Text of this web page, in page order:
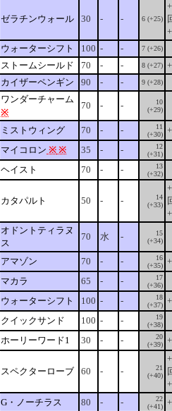
ゼラチンウォール 30 - - 6 (+25)
ウォーターシフト 100 - - 7 (+26)
ストームシールド 70 - - 8 (+27)
カイザーペンギン 90 - - 9 (+28)
ワンダーチャーム
※
70 - -
10
(+29)
ミストウィング 70 - -
11
(+30)
マイコロン ※ ※ 35 - -
12
(+31)
ヘイスト 70 - -
13
(+32)
カタパルト 50 - -
14
(+33)
オドントティラヌ
ス
70 水 -
15
(+34)
アマゾン 70 - -
16
(+35)
マカラ 65 - -
17
(+36)
ウォーターシフト 100 - -
18
(+37)
クイックサンド 100 - -
19
(+38)
ホーリーワード1 30 - -
20
(+39)
スペクターローブ 60 - -
21
(+40)
G・ノーチラス 80 - -
22
(+41)